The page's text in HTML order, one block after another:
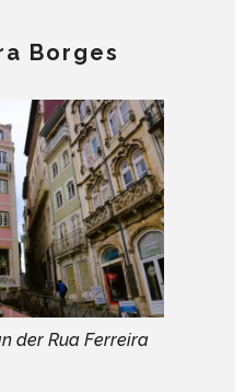
Borges
der Rua Ferreira